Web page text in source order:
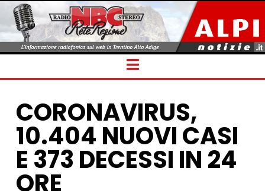
Navigation
CORONAVIRUS,
10.404 NUOVI CASI
E 373 DECESSI IN 24
ORE